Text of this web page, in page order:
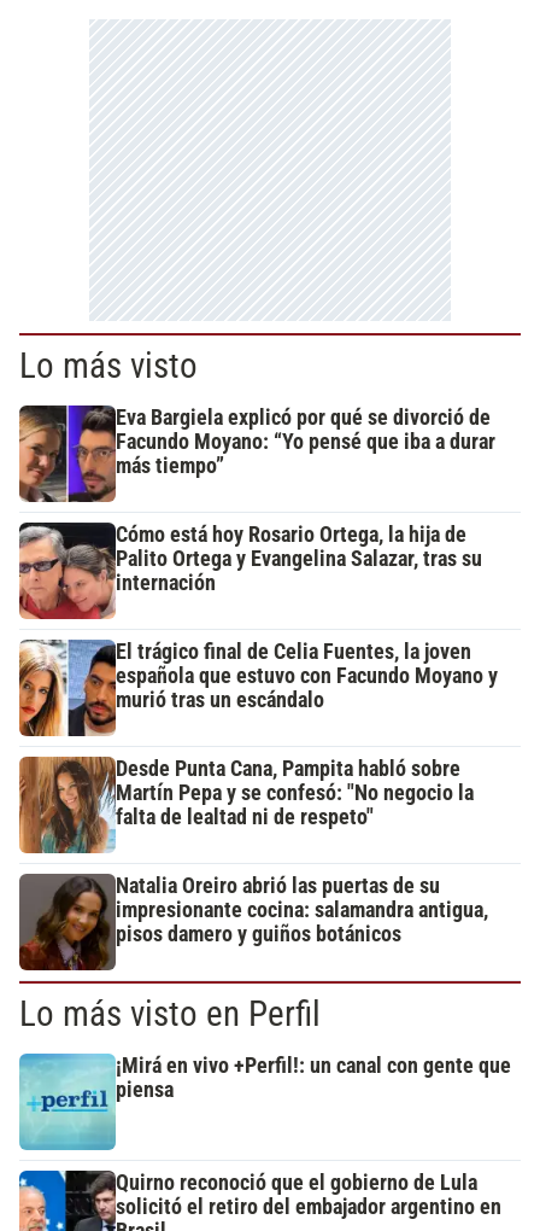
Lo más visto
Eva Bargiela explicó por qué se divorció de
Facundo Moyano: “Yo pensé que iba a durar
más tiempo”
Cómo está hoy Rosario Ortega, la hija de
Palito Ortega y Evangelina Salazar, tras su
internación
El trágico final de Celia Fuentes, la joven
española que estuvo con Facundo Moyano y
murió tras un escándalo
Desde Punta Cana, Pampita habló sobre
Martín Pepa y se confesó: "No negocio la
falta de lealtad ni de respeto"
Natalia Oreiro abrió las puertas de su
impresionante cocina: salamandra antigua,
pisos damero y guiños botánicos
Lo más visto en Perfil
¡Mirá en vivo +Perfil!: un canal con gente que
piensa
Quirno reconoció que el gobierno de Lula
solicitó el retiro del embajador argentino en